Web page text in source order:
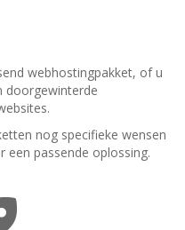
webhostingpakket, of u
doorgewinterde
nog specifieke wensen
passende oplossing.